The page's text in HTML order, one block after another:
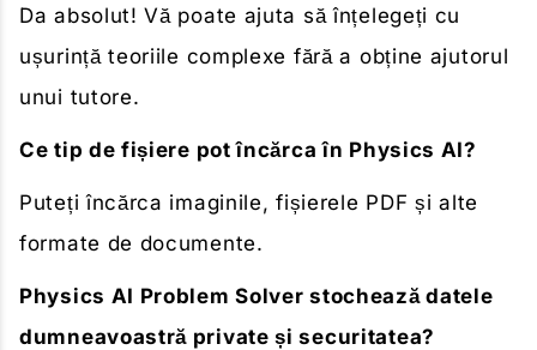
Da absolut! Vă poate ajuta să înțelegeți cu
ușurință teoriile complexe fără a obține ajutorul
unui tutore.
Ce tip de fișiere pot încărca în Physics AI?
Puteți încărca imaginile, fișierele PDF și alte
formate de documente.
Physics AI Problem Solver stochează datele
dumneavoastră private și securitatea?